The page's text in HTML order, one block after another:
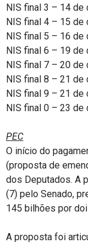
NIS final 3 – 14 de
NIS final 4 – 15 de
NIS final 5 – 16 de
NIS final 6 – 19 de
NIS final 7 – 20 de
NIS final 8 – 21 de
NIS final 9 – 21 de
NIS final 0 – 23 de
PEC
O início do
(proposta de
dos Deputados. A
(7) pelo Senado,
145 bilhões por
A proposta foi